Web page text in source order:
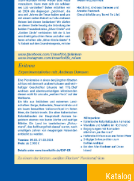
Katalog